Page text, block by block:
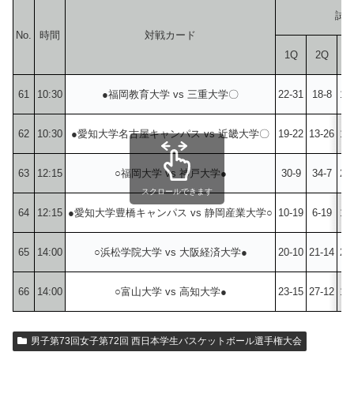
No. 時間 対戦カード
試
1Q 2Q
61 10:30 ●福岡教育大学 vs 三重大学〇 22-31 18-8
62 10:30 ●愛知大学名古屋キャンパス vs 近畿大学〇 19-22 13-26
63 12:15 ○福岡大学 vs 神戸大学● 30-9 34-7
64 12:15 ●愛知大学豊橋キャンパス vs 静岡産業大学○ 10-19 6-19
65 14:00 ○浜松学院大学 vs 大阪経済大学● 20-10 21-14
66 14:00 ○富山大学 vs 高知大学● 23-15 27-12
スクロールできます
男子第73回女子第72回 西日本学生バスケットボール選手権大会